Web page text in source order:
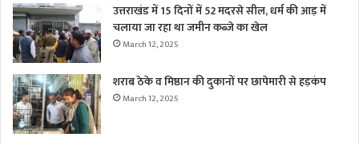
उत्तराखंड में 15 दिनों में 52 मदरसे सील, धर्म की आड़ में
चलाया जा रहा था जमीन कब्जे का खेल
March 12, 2025
शराब ठेके व मिष्ठान की दुकानों पर छापेमारी से हड़कंप
March 12, 2025